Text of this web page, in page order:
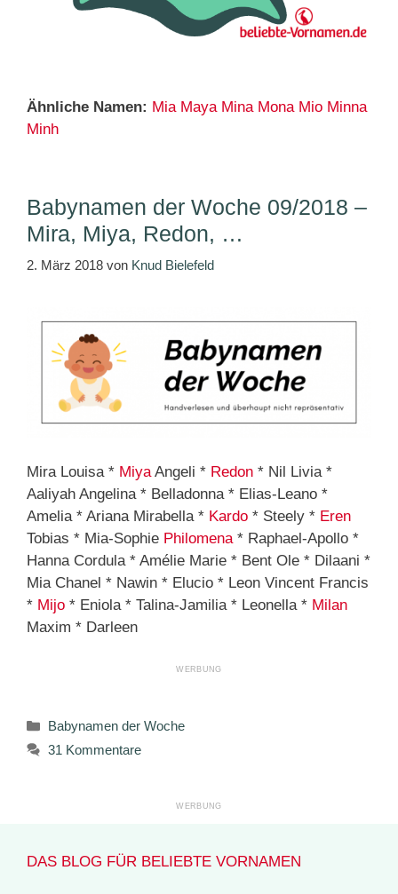
Ähnliche Namen: Mia Maya Mina Mona Mio Minna
Minh
Babynamen der Woche 09/2018 –
Mira, Miya, Redon, …
2. März 2018 von Knud Bielefeld
Mira Louisa * Miya Angeli * Redon * Nil Livia *
Aaliyah Angelina * Belladonna * Elias-Leano *
Amelia * Ariana Mirabella * Kardo * Steely * Eren
Tobias * Mia-Sophie Philomena * Raphael-Apollo *
Hanna Cordula * Amélie Marie * Bent Ole * Dilaani *
Mia Chanel * Nawin * Elucio * Leon Vincent Francis
* Mijo * Eniola * Talina-Jamilia * Leonella * Milan
Maxim * Darleen
Kategorien
Babynamen der Woche
31 Kommentare
DAS BLOG FÜR BELIEBTE VORNAMEN